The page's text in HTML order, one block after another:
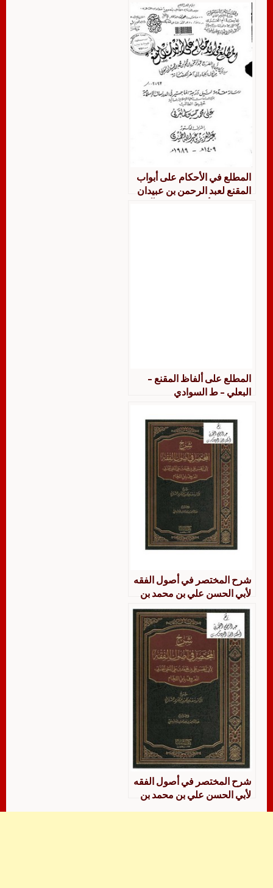
عبيدان البعلي من أول الجهاد
إلى آخر الحضانة
المطلع في الأحكام على أبواب
المقنع لعبد الرحمن بن عبيدان
المطلع على ألفاظ المقنع –
البعلي – ط السوادي
شرح المختصر في أصول الفقه
لأبي الحسن علي بن محمد بن
علي البعلي الحنبلي
شرح المختصر في أصول الفقه
لأبي الحسن علي بن محمد بن